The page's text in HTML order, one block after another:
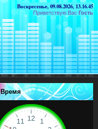
Воскресенье, 09.08.2026, 13.16.45
Приветствую Вас Гость
Время